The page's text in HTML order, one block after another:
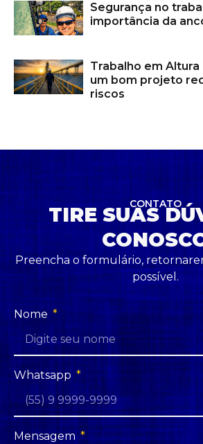
Segurança no
importância da
Trabalho em Altura
um bom projeto
riscos
CONTATO
TIRE SUAS
Preencha o formulário,
possível.
Nome
Whatsapp
Mensagem